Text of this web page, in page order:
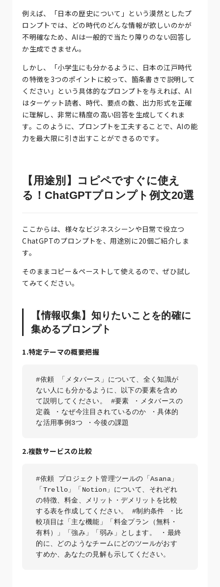
例えば、「日本の歴史について」という漠然としたプ
ロンプトでは、どの時代のどんな情報が欲しいのかが
不明確なため、AIは一般的で当たり障りのない回答し
か生成できません。
しかし、「小学生にも分かるように、日本の江戸時代
の特徴を3つのポイントに絞って、箇条書きで説明して
ください」という具体的なプロンプトを与えれば、AI
はターゲット読者、時代、要点の数、出力形式を正確
に理解し、非常に精度の高い回答を生成してくれま
す。このように、プロンプトを工夫することで、AIの能
力を最大限に引き出すことができるのです。
【用途別】コピペですぐに使え
る！ChatGPTプロンプト例文20選
ここからは、様々なビジネスシーンや日常で役立つ
ChatGPTのプロンプトを、用途別に20個ご紹介しま
す。
そのままコピー＆ペーストして使えるので、ぜひ試し
てみてください。
【情報収集】知りたいことを的確に
集めるプロンプト
1.特定テーマの概要把握
#依頼 「メタバース」について、全く知識が
ない人にも分かるように、以下の要素を含め
て説明してください。 #要素 ・メタバースの
定義 ・なぜ今注目されているのか ・具体的
な活用事例3つ ・今後の課題
2.複数サービスの比較
#依頼 プロジェクト管理ツールの「Asana」
「Trello」「Notion」について、それぞれ
の特徴、料金、メリット・デメリットを比較
する表を作成してください。 #制約条件 ・比
較項目は「主な機能」「料金プラン（無料・
有料）」「強み」「弱み」とします。 ・最終
的に、どのようなチームにどのツールがおす
すめか、あなたの見解も示してください。